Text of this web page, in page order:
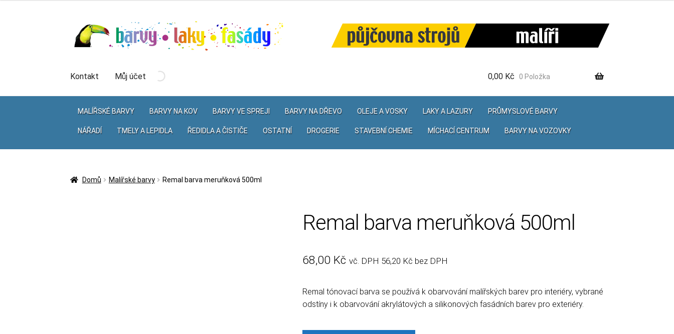
Přeskočit
na
Přejít
Kontakt
Můj účet 0,00 Kč 0 Položka
MALÍŘSKÉ BARVY BARVY NA KOV BARVY VE SPREJI BARVY NA DŘEVO OLEJE A VOSKY LAKY A LAZURY PRŮMYSLOVÉ BARVY
NÁŘADÍ TMELY A LEPIDLA ŘEDIDLA A ČISTIČE OSTATNÍ DROGERIE STAVEBNÍ CHEMIE MÍCHACÍ CENTRUM BARVY NA VOZOVKY
Domů Malířské barvy Remal barva meruňková 500ml
Remal barva meruňková 500ml
68,00 Kč vč. DPH 56,20 Kč bez DPH
Remal tónovací barva se používá k obarvování malířských barev pro interiéry, vybrané
odstíny i k obarvování akrylátových a silikonových fasádních barev pro exteriéry.